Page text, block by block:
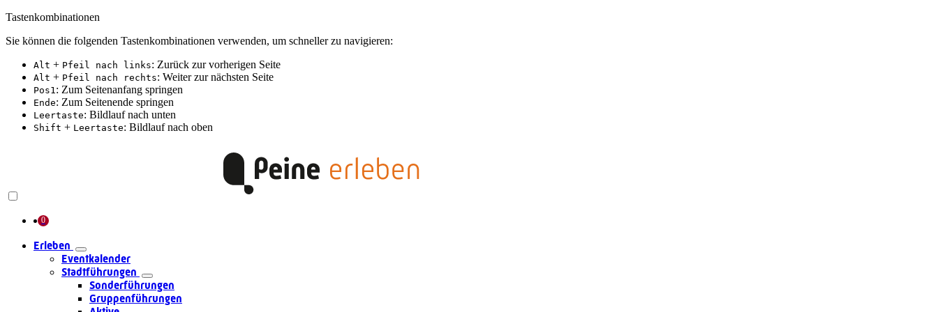
Tastenkombinationen
Sie können die folgenden Tastenkombinationen verwenden, um schneller zu navigieren:
Alt + Pfeil nach links: Zurück zur vorherigen Seite
Alt + Pfeil nach rechts: Weiter zur nächsten Seite
Pos1: Zum Seitenanfang springen
Ende: Zum Seitenende springen
Leertaste: Bildlauf nach unten
Shift + Leertaste: Bildlauf nach oben
Erleben
Eventkalender
Stadtführungen
Sonderführungen
Gruppenführungen